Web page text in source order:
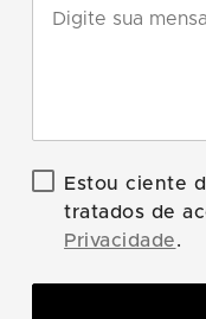
Estou ciente
tratados de
Privacidade.